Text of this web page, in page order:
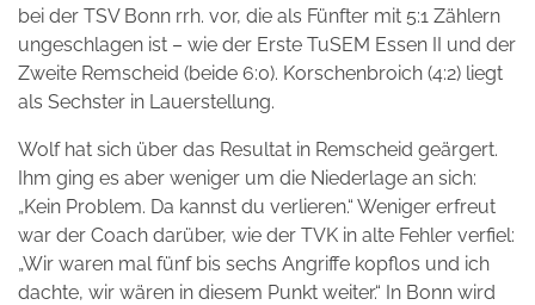
bei der TSV Bonn rrh. vor, die als Fünfter mit 5:1 Zählern
ungeschlagen ist – wie der Erste TuSEM Essen II und der
Zweite Remscheid (beide 6:0). Korschenbroich (4:2) liegt
als Sechster in Lauerstellung.
Wolf hat sich über das Resultat in Remscheid geärgert.
Ihm ging es aber weniger um die Niederlage an sich:
„Kein Problem. Da kannst du verlieren.“ Weniger erfreut
war der Coach darüber, wie der TVK in alte Fehler verfiel:
„Wir waren mal fünf bis sechs Angriffe kopflos und ich
dachte, wir wären in diesem Punkt weiter.“ In Bonn wird